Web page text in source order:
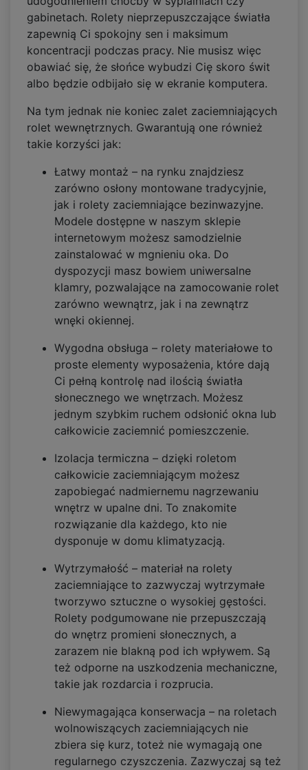
gabinetach. Rolety nieprzepuszczające światła
zapewnią Ci spokojny sen i maksimum
koncentracji podczas pracy. Nie musisz więc
obawiać się, że słońce wybudzi Cię skoro świt
albo będzie odbijało się w ekranie komputera.
Na tym jednak nie koniec zalet zaciemniających
rolet wewnętrznych. Gwarantują one również
takie korzyści jak:
Łatwy montaż – na rynku znajdziesz
zarówno osłony montowane tradycyjnie,
jak i rolety zaciemniające bezinwazyjne.
Modele dostępne w naszym sklepie
internetowym możesz samodzielnie
zainstalować w mgnieniu oka. Do
dyspozycji masz bowiem uniwersalne
klamry, pozwalające na zamocowanie rolet
zarówno wewnątrz, jak i na zewnątrz
wnęki okiennej.
Wygodna obsługa – rolety materiałowe to
proste elementy wyposażenia, które dają
Ci pełną kontrolę nad ilością światła
słonecznego we wnętrzach. Możesz
jednym szybkim ruchem odsłonić okna lub
całkowicie zaciemnić pomieszczenie.
Izolacja termiczna – dzięki roletom
całkowicie zaciemniającym możesz
zapobiegać nadmiernemu nagrzewaniu
wnętrz w upalne dni. To znakomite
rozwiązanie dla każdego, kto nie
dysponuje w domu klimatyzacją.
Wytrzymałość – materiał na rolety
zaciemniające to zazwyczaj wytrzymałe
tworzywo sztuczne o wysokiej gęstości.
Rolety podgumowane nie przepuszczają
do wnętrz promieni słonecznych, a
zarazem nie blakną pod ich wpływem. Są
też odporne na uszkodzenia mechaniczne,
takie jak rozdarcia i rozprucia.
Niewymagająca konserwacja – na roletach
wolnowiszących zaciemniających nie
zbiera się kurz, toteż nie wymagają one
regularnego czyszczenia. Zazwyczaj są też